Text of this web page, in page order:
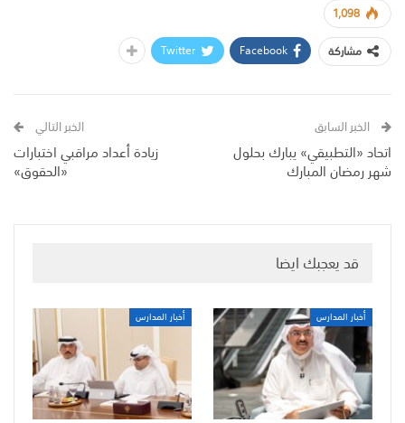
1,098
مشاركة
Facebook
Twitter
الخبر السابق
اتحاد «التطبيقي» يبارك بحلول
شهر رمضان المبارك
الخبر التالي
زيادة أعداد مراقبي اختبارات
«الحقوق»
قد يعجبك ايضا
أخبار المدارس أخبار المدارس